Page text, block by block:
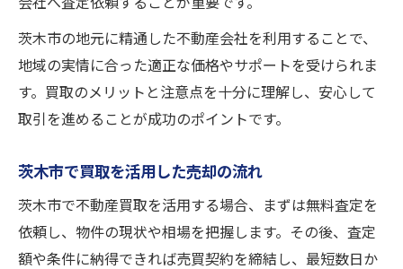
茨木市の地元に精通した不動産会社を利用することで、
地域の実情に合った適正な価格やサポートを受けられま
す。買取のメリットと注意点を十分に理解し、安心して
取引を進めることが成功のポイントです。
茨木市で買取を活用した売却の流れ
茨木市で不動産買取を活用する場合、まずは無料査定を
依頼し、物件の現状や相場を把握します。その後、査定
額や条件に納得できれば売買契約を締結し、最短数日か